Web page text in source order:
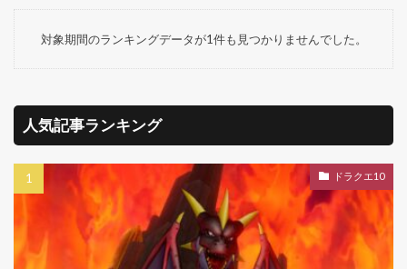
対象期間のランキングデータが1件も見つかりませんでした。
人気記事ランキング
ドラクエ10